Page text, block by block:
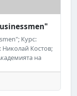
Курс:
Николай Костов;
на
на